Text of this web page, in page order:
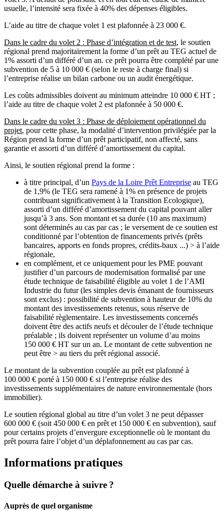
usuelle, l’intensité sera fixée à 40% des dépenses éligibles.
L’aide au titre de chaque volet 1 est plafonnée à 23 000 €.
Dans le cadre du volet 2 : Phase d’intégration et de test, le soutien
régional prend majoritairement la forme d’un prêt au TEG actuel de
1% assorti d’un différé d’un an. ce prêt pourra être complété par une
subvention de 5 à 10 000 € (selon le reste à charge final) si
l’entreprise réalise un bilan carbone ou un audit énergétique.
Les coûts admissibles doivent au minimum atteindre 10 000 € HT ;
l’aide au titre de chaque volet 2 est plafonnée à 50 000 €.
Dans le cadre du volet 3 : Phase de déploiement opérationnel du
projet, pour cette phase, la modalité d’intervention privilégiée par la
Région prend la forme d’un prêt participatif, non affecté, sans
garantie et assorti d’un différé d’amortissement du capital.
Ainsi, le soutien régional prend la forme :
à titre principal, d’un Pays de la Loire Prêt Entreprise au TEG
de 1,9% (le TEG sera ramené à 1% en présence de projets
contribuant significativement à la Transition Ecologique),
assorti d’un différé d’amortissement du capital pouvant aller
jusqu’à 3 ans. Son montant et sa durée (10 ans maximum)
sont déterminés au cas par cas ; le versement de ce soutien est
conditionné par l’obtention de financements privés (prêts
bancaires, apports en fonds propres, crédits-baux ...) > à l’aide
régionale,
en complément, et ce uniquement pour les PME pouvant
justifier d’un parcours de modernisation formalisé par une
étude technique de faisabilité éligible au volet 1 de l’AMI
Industrie du futur (les simples devis émanant de fournisseurs
sont exclus) : possibilité de subvention à hauteur de 10% du
montant des investissements retenus, sous réserve de
faisabilité règlementaire. Les investissements concernés
doivent être des actifs neufs et découler de l’étude technique
préalable ; ils doivent représenter un volume d’au moins
150 000 € HT sur un an. Le montant de cette subvention ne
peut être > au tiers du prêt régional associé.
Le montant de la subvention couplée au prêt est plafonné à
100 000 € porté à 150 000 € si l’entreprise réalise des
investissements supplémentaires de nature environnementale (hors
immobilier).
Le soutien régional global au titre d’un volet 3 ne peut dépasser
600 000 € (soit 450 000 € en prêt et 150 000 € en subvention), sauf
pour certains projets d’envergure exceptionnelle où le montant du
prêt pourra faire l’objet d’un déplafonnement au cas par cas.
Informations pratiques
Quelle démarche à suivre ?
Auprès de quel organisme